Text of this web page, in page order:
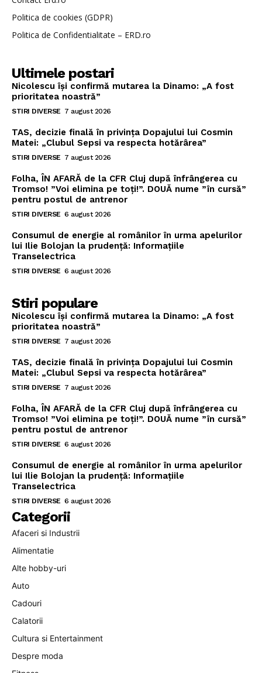
Politica de cookies (GDPR)
Politica de Confidentialitate – ERD.ro
Ultimele postari
Nicolescu își confirmă mutarea la Dinamo: „A fost
prioritatea noastră”
STIRI DIVERSE 7 august 2026
TAS, decizie finală în privința Dopajului lui Cosmin
Matei: „Clubul Sepsi va respecta hotărârea”
STIRI DIVERSE 7 august 2026
Folha, ÎN AFARĂ de la CFR Cluj după înfrângerea cu
Tromso! ”Voi elimina pe toți!”. DOUĂ nume ”în cursă”
pentru postul de antrenor
STIRI DIVERSE 6 august 2026
Consumul de energie al românilor în urma apelurilor
lui Ilie Bolojan la prudență: Informațiile
Transelectrica
STIRI DIVERSE 6 august 2026
Stiri populare
Nicolescu își confirmă mutarea la Dinamo: „A fost
prioritatea noastră”
STIRI DIVERSE 7 august 2026
TAS, decizie finală în privința Dopajului lui Cosmin
Matei: „Clubul Sepsi va respecta hotărârea”
STIRI DIVERSE 7 august 2026
Folha, ÎN AFARĂ de la CFR Cluj după înfrângerea cu
Tromso! ”Voi elimina pe toți!”. DOUĂ nume ”în cursă”
pentru postul de antrenor
STIRI DIVERSE 6 august 2026
Consumul de energie al românilor în urma apelurilor
lui Ilie Bolojan la prudență: Informațiile
Transelectrica
STIRI DIVERSE 6 august 2026
Categorii
Afaceri si Industrii
Alimentatie
Alte hobby-uri
Auto
Cadouri
Calatorii
Cultura si Entertainment
Despre moda